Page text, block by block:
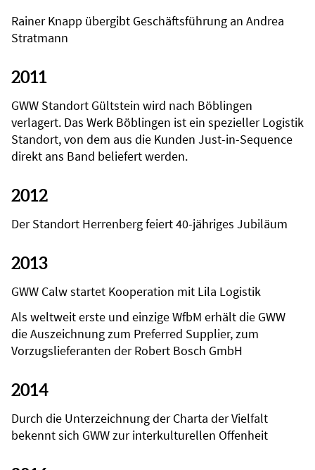
Rainer Knapp übergibt Geschäftsführung an Andrea
Stratmann
2011
GWW Standort Gültstein wird nach Böblingen
verlagert. Das Werk Böblingen ist ein spezieller Logistik
Standort, von dem aus die Kunden Just-in-Sequence
direkt ans Band beliefert werden.
2012
Der Standort Herrenberg feiert 40-jähriges Jubiläum
2013
GWW Calw startet Kooperation mit Lila Logistik
Als weltweit erste und einzige WfbM erhält die GWW
die Auszeichnung zum Preferred Supplier, zum
Vorzugslieferanten der Robert Bosch GmbH
2014
Durch die Unterzeichnung der Charta der Vielfalt
bekennt sich GWW zur interkulturellen Offenheit